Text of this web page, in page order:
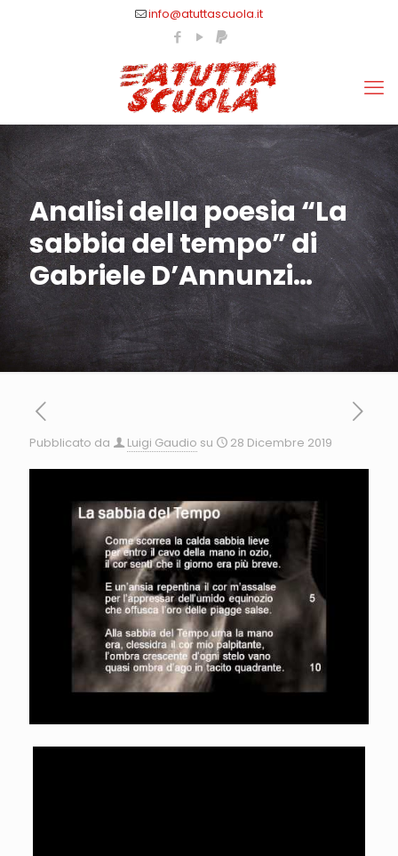
info@atuttascuola.it
Analisi della poesia “La
sabbia del tempo” di
Gabriele D’Annunzi…
Pubblicato da Luigi Gaudio su 28 Dicembre 2019